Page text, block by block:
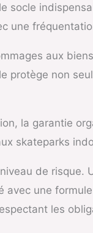
socle
une
aux
protège non
la garantie
skateparks
de
une
les